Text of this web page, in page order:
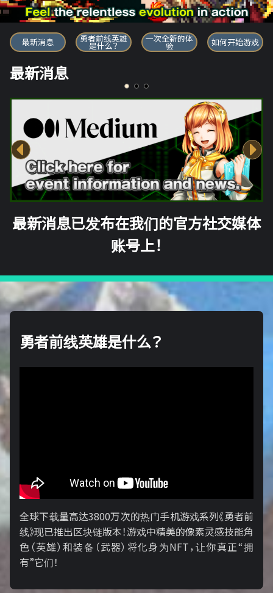
勇者前线英雄
最新消息 勇者前线英雄
是什么？
一次全新的体
验 如何开始游戏
最新消息
最新消息已发布在我们的官方社交媒体
账号上！
勇者前线英雄是什么？
全球下载量高达3800万次的热门手机游戏系列《勇者前
线》现已推出区块链版本！游戏中精美的像素灵感技能角
色（英雄）和装备（武器）将化身为NFT，让你真正“拥
有”它们！